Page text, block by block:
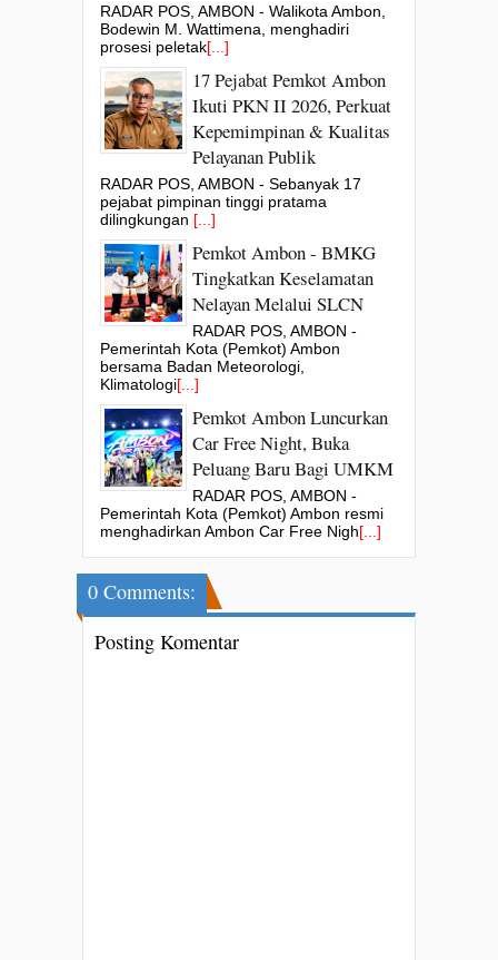
RADAR POS, AMBON - Walikota Ambon,
Bodewin M. Wattimena, menghadiri
prosesi peletak[...]
17 Pejabat Pemkot Ambon
Ikuti PKN II 2026, Perkuat
Kepemimpinan & Kualitas
Pelayanan Publik
RADAR POS, AMBON - Sebanyak 17
pejabat pimpinan tinggi pratama
dilingkungan [...]
Pemkot Ambon - BMKG
Tingkatkan Keselamatan
Nelayan Melalui SLCN
RADAR POS, AMBON -
Pemerintah Kota (Pemkot) Ambon
bersama Badan Meteorologi,
Klimatologi[...]
Pemkot Ambon Luncurkan
Car Free Night, Buka
Peluang Baru Bagi UMKM
RADAR POS, AMBON -
Pemerintah Kota (Pemkot) Ambon resmi
menghadirkan Ambon Car Free Nigh[...]
0 Comments:
Posting Komentar